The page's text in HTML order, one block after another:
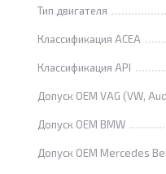
Тип двигателя
Классификация ACEA
Классификация API
Допуск OEM VAG (VW,
Допуск OEM BMW
Допуск OEM Mercedes